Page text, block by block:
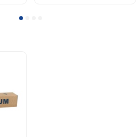
toner akışı sağlar.
işlemleri için idealdir.